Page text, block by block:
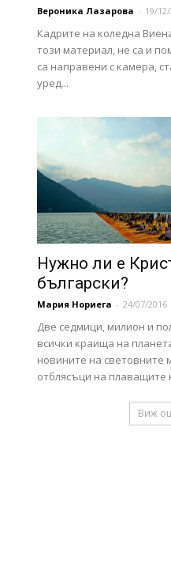
Вероника Лазарова - 19/
Кадрите на коледна
този материал, не са и
са направени с камера,
уред...
Нужно ли е
български?
Мария Нориега - 24/07/2016
Две седмици, милион и
всички краища на
новините на световните
отблясъци на плаващите
Виж